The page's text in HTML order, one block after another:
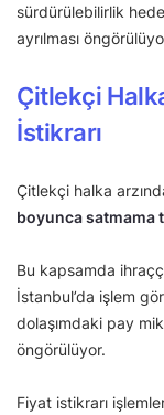
sürdürülebilirlik
ayrılması
Çitlekçi
İstikrarı
Çitlekçi halka
boyunca satmama
Bu kapsamda
İstanbul’da işlem
dolaşımdaki pay
öngörülüyor.
Fiyat istikrarı